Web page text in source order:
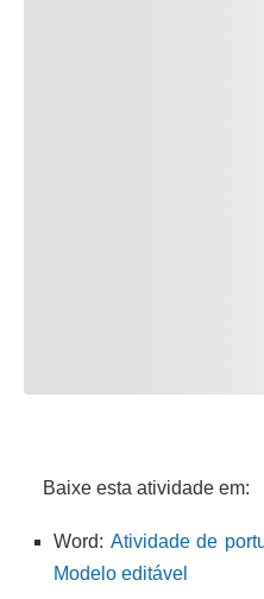
Baixe esta atividade em:
Word: Atividade de
Modelo editável